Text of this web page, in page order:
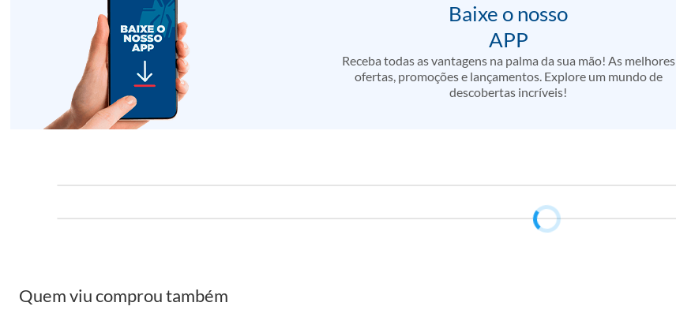
Baixe o nosso
APP
Receba todas as vantagens na palma da sua mão! As melhores
ofertas, promoções e lançamentos. Explore um mundo de
descobertas incríveis!
Quem viu comprou também